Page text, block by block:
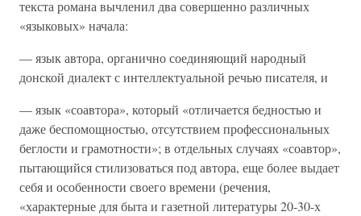
текста романа вычленил два совершенно различных
«языковых» начала:
— язык автора, органично соединяющий народный
донской диалект с интеллектуальной речью писателя, и
— язык «соавтора», который «отличается бедностью и
даже беспомощностью, отсутствием профессиональных
беглости и грамотности»; в отдельных случаях «соавтор»,
пытающийся стилизоваться под автора, еще более выдает
себя и особенности своего времени (речения,
«характерные для быта и газетной литературы 20-30-х